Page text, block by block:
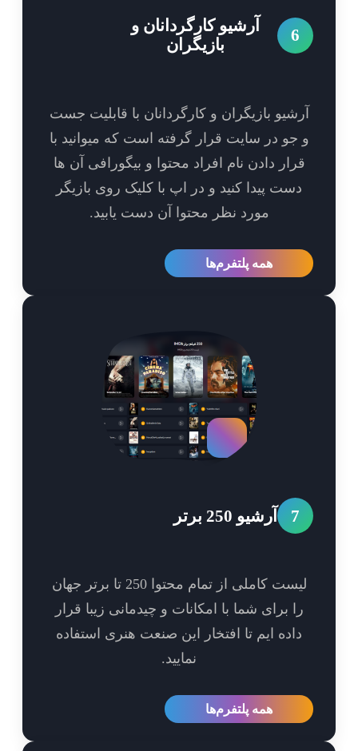
آرشیو کارگردانان و
بازیگران
بازیگران و کارگردانان با قابلیت جست
در سایت قرار گرفته است که میوانید با
دادن نام افراد محتوا و بیگورافی آن ها
پیدا کنید و در اپ با کلیک روی بازیگر
مورد نظر محتوا آن دست یابید.
همه پلتفرم‌ها
آرشیو 250 برتر
لیست کاملی از تمام محتوا 250 تا برتر جهان
برای شما با امکانات و چیدمانی زیبا قرار
ایم تا افتخار این صنعت هنری استفاده
همه پلتفرم‌ها